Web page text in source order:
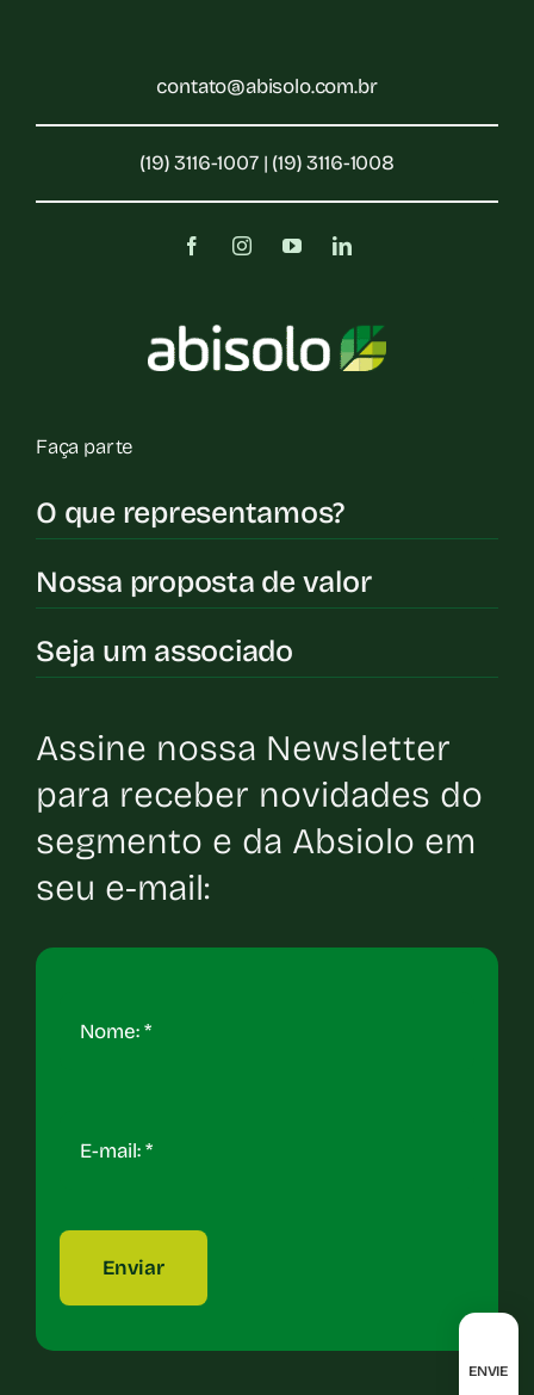
contato@abisolo.com.br
(19) 3116-1007 | (19) 3116-1008
Faça parte
O que representamos?
Nossa proposta de valor
Seja um associado
Assine nossa Newsletter
para receber novidades do
segmento e da Absiolo em
seu e-mail:
Enviar
ENVIE